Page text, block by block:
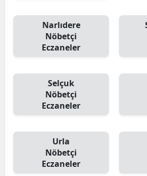
Narlıdere
Nöbetçi
Eczaneler
Selçuk
Nöbetçi
Eczaneler
Urla
Nöbetçi
Eczaneler